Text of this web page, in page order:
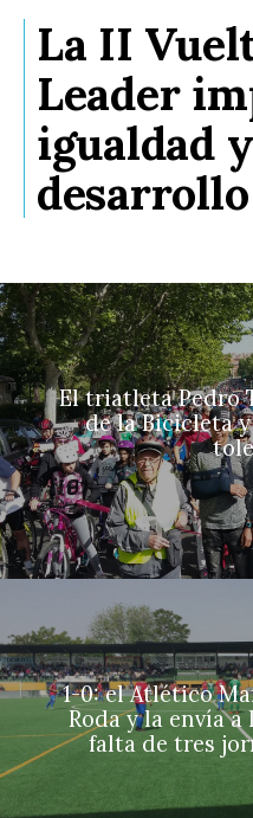
La II
Leader
igualdad
El triatleta Pedro
de la Bicicleta
1-0: el Atlético
Roda y la envía
falta de tres